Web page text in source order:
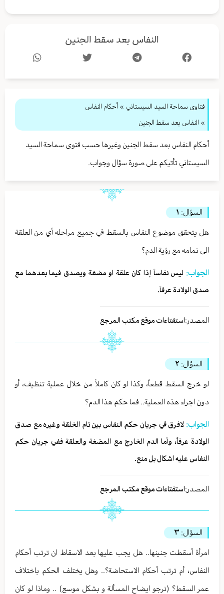
النفاس بعد سقط الجنين
فتاوى سماحة السيد السيستاني » أحكام النفاس
» النفاس بعد سقط الجنين
أحكام النفاس بعد سقط الجنين وغيرها حسب فتوى سماحة السيد
السيستاني تأتيكم على صورة سؤال وجواب.
السؤال: ١
هل يتحقق موضوع النفاس بالسقط في جميع مراحله أي من العلقة
الى تمامه مع رؤية الدم؟
الجواب: ليس نفاساً إذا كان علقة او مضغة ويصدق فيما بعدهما مع
صدق الولادة عرفاً.
المصدر:استفتاءات موقع مكتب المرجع
السؤال: ٢
لو خرج السقط قطعاً، وكذا لو كان كاملاً من خلال عملية تنظيف، أو
دون اجراء هذه العملية.. فما حكم هذا الدم؟
الجواب: لافرق في جريان حكم النفاس بين تام الخلقة وغيره مع صدق
الولادة عرفاً، وأما الدم الخارج مع المضغة والعلقة ففي جريان حكم
النفاس عليه اشكال بل منع.
المصدر:استفتاءات موقع مكتب المرجع
السؤال: ٣
امرأة أسقطت جنينها.. هل يجب عليها بعد الاسقاط ان ترتب أحكام
النفاس، أم ترتب أحكام الاستحاضة؟.. وهل يختلف الحكم باختلاف
عمر السقط؟ (نرجو ايضاح المسألة و بشكل موسع) .. وماذا لو كان